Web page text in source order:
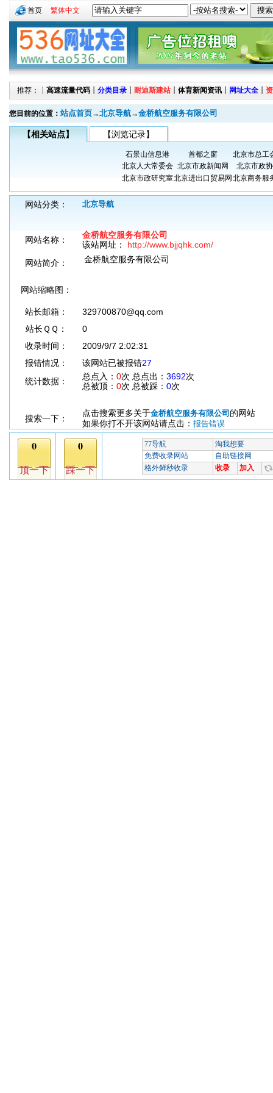
首页 繁体中文
推荐：┊ 高速流量代码 ┊ 分类目录 ┊ 耐迪斯建站 ┊ 体育新闻资讯 ┊ 网址大全 ┊
您目前的位置： 站点首页→北京导航→金桥航空服务有限公司
【相关站点】 【浏览记录】
石景山信息港 首都之窗
北京市总工
北京人大常委会 北京市政新闻网
北京市政协
北京市政研究室北京进出口贸易网 北京商务服
网站分类： 北京导航
网站名称：
金桥航空服务有限公司
该站网址： http://www.bjjqhk.com/
网站简介：
金桥航空服务有限公司
网站缩略图：
站长邮箱：
329700870@qq.com
站长ＱＱ：
0
收录时间：
2009/9/7 2:02:31
报错情况：
该网站已被报错27
统计数据：
总点入： 0次 总点出： 3692次
总被顶： 0次 总被踩： 0次
搜索一下：
点击搜索更多关于金桥航空服务有限公司 的网站
如果你打不开该网站请点击： 报告错误